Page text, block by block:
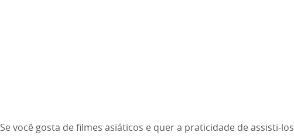
Se você gosta de filmes asiáticos e quer a praticidade de assisti-los